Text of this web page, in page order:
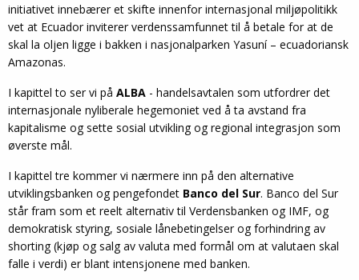
initiativet innebærer et skifte innenfor internasjonal miljøpolitikk
vet at Ecuador inviterer verdenssamfunnet til å betale for at de
skal la oljen ligge i bakken i nasjonalparken Yasuní – ecuadoriansk
Amazonas.
I kapittel to ser vi på ALBA - handelsavtalen som utfordrer det
internasjonale nyliberale hegemoniet ved å ta avstand fra
kapitalisme og sette sosial utvikling og regional integrasjon som
øverste mål.
I kapittel tre kommer vi nærmere inn på den alternative
utviklingsbanken og pengefondet Banco del Sur. Banco del Sur
står fram som et reelt alternativ til Verdensbanken og IMF, og
demokratisk styring, sosiale lånebetingelser og forhindring av
shorting (kjøp og salg av valuta med formål om at valutaen skal
falle i verdi) er blant intensjonene med banken.